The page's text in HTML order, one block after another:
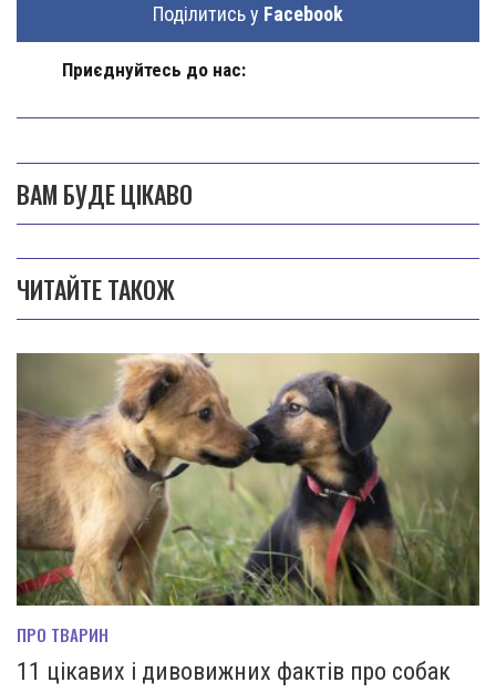
Поділитись у Facebook
Приєднуйтесь до нас:
ВАМ БУДЕ ЦІКАВО
ЧИТАЙТЕ ТАКОЖ
ПРО ТВАРИН
11 цікавих і дивовижних фактів про собак